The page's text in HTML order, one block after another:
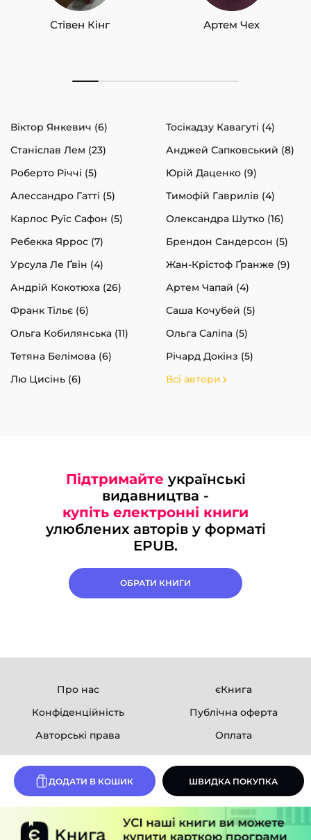
ДОДАТИ В КОШИК ШВИДКА ПОКУПКА
Стівен Кінг Артем Чех
Віктор Янкевич (6)
Тосікадзу Кавагуті (4)
Станіслав Лем (23)
Анджей Сапковський (8)
Роберто Річчі (5)
Юрій Даценко (9)
Алессандро Гатті (5)
Тимофій Гаврилів (4)
Карлос Руїс Сафон (5)
Олександра Шутко (16)
Ребекка Яррос (7)
Брендон Сандерсон (5)
Урсула Ле Ґвін (4)
Жан-Крістоф Ґранже (9)
Андрій Кокотюха (26)
Артем Чапай (4)
Франк Тільє (6)
Саша Кочубей (5)
Ольга Кобилянська (11)
Ольга Саліпа (5)
Тетяна Белімова (6)
Річард Докінз (5)
Лю Цисінь (6)
Всі автори
Підтримайте українські
видавництва -
купіть електронні книги
улюблених авторів у форматі
EPUB.
ОБРАТИ КНИГИ
Про нас
єКнига
Конфіденційність
Публічна оферта
Авторські права
Оплата
Розробка сайту